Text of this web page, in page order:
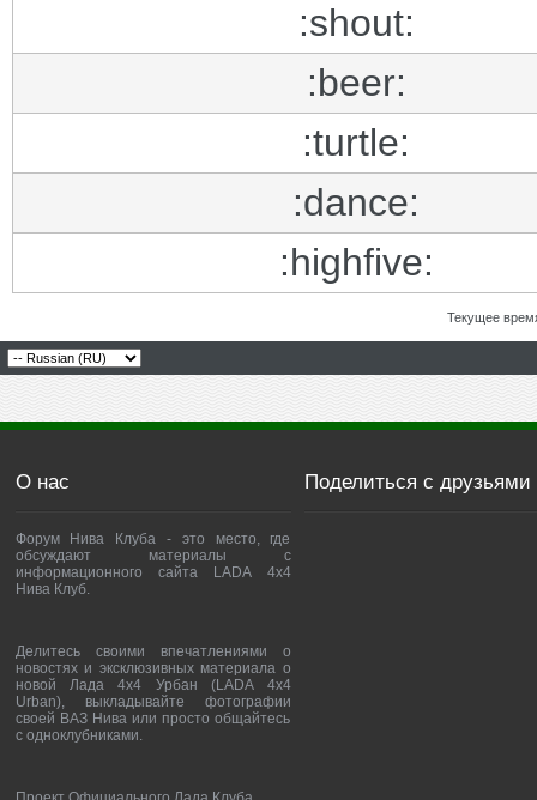
:shout:
:beer:
:turtle:
:dance:
:highfive:
Текущее
О нас
Форум Нива Клуба - это место, где
обсуждают материалы с
информационного сайта LADA 4x4
Нива Клуб.
Делитесь своими впечатлениями о
новостях и эксклюзивных материала о
новой Лада 4х4 Урбан (LADA 4x4
Urban), выкладывайте фотографии
своей ВАЗ Нива или просто общайтесь
с одноклубниками.
Поделиться с друзьями